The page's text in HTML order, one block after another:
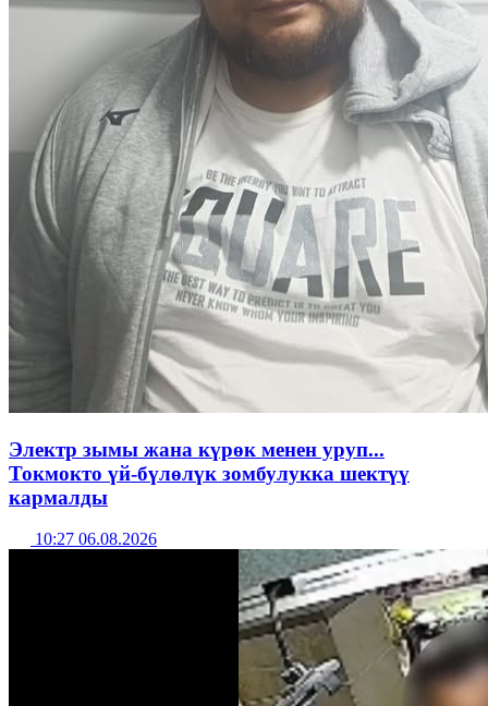
Электр зымы жана күрөк менен уруп...
Токмокто үй-бүлөлүк зомбулукка шектүү
кармалды
10:27 06.08.2026